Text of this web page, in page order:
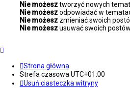
Nie możesztworzyć nowych
Nie możeszodpowiadać w
Nie możesz zmieniać swoich
Nie możeszusuwać swoich postów
Strona główna
Strefa czasowaUTC+01:00
Usuń ciasteczka witryny